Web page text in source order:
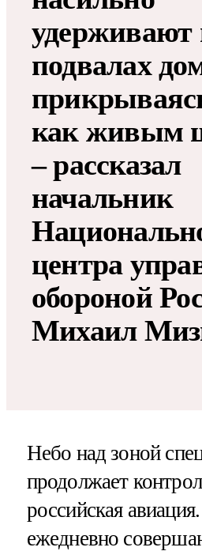
удерживают
подвалах
как живым
– рассказал
начальник
центра
обороной
Михаил
Небо над зоной
продолжает
российская
ежедневно